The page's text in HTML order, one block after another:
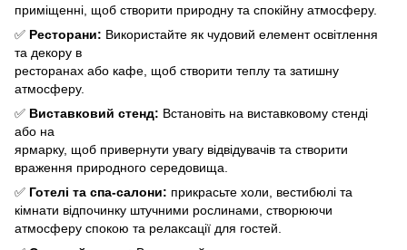
приміщенні, щоб створити природну та спокійну атмосферу.
✅ Ресторани: Використайте як чудовий елемент освітлення
та декору в
ресторанах або кафе, щоб створити теплу та затишну
атмосферу.
✅ Виставковий стенд: Встановіть на виставковому стенді
або на
ярмарку, щоб привернути увагу відвідувачів та створити
враження природного середовища.
✅ Готелі та спа-салони: прикрасьте холи, вестибюлі та
кімнати відпочинку штучними рослинами, створюючи
атмосферу спокою та релаксації для гостей.